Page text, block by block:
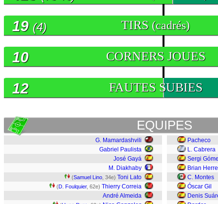
TIRS (cadrés)
19 (4)
CORNERS JOUES
10
FAUTES SUBIES
12
EQUIPES
G. Mamardashvili
Gabriel Paulista
José Gayá
M. Diakhaby
(Samuel Lino , 34e) Toni Lato
(D. Foulquier, 62e) Thierry Correia
André Almeida
Pacheco
L. Cabrera
Sergi
Brian
C. Montes
Óscar Gil
Denis